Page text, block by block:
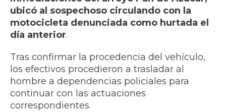
ubicó al sospechoso circulando con la
motocicleta denunciada como hurtada el
día anterior.
Tras confirmar la procedencia del vehículo,
los efectivos procedieron a trasladar al
hombre a dependencias policiales para
continuar con las actuaciones
correspondientes.